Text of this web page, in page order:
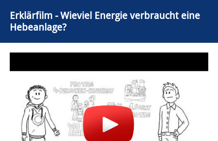
Erklärfilm - Wieviel Energie verbraucht eine
Hebeanlage?